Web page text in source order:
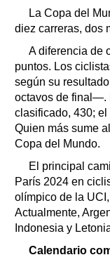
La Copa del
diez carreras, dos
A diferencia de
puntos. Los
según su
octavos de final—.
clasificado, 430; el
Quien más sume
Copa del Mundo.
El principal
París 2024 en
olímpico de la
Actualmente,
Indonesia y
Calendario